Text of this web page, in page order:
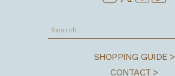
SHOPPING GUIDE >
CONTACT >